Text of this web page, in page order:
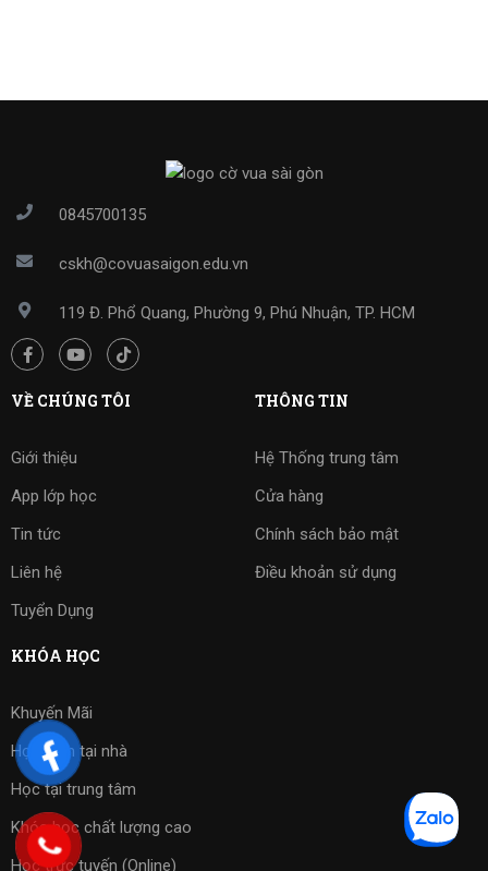
0845700135
cskh@covuasaigon.edu.vn
119 Đ. Phổ Quang, Phường 9, Phú Nhuận, TP. HCM
VỀ CHÚNG TÔI
Giới thiệu
App lớp học
Tin tức
Liên hệ
Tuyển Dụng
THÔNG TIN
Hệ Thống trung tâm
Cửa hàng
Chính sách bảo mật
Điều khoản sử dụng
KHÓA HỌC
Khuyến Mãi
Học kèm tại nhà
Học tại trung tâm
Khóa học chất lượng cao
Học trực tuyến (Online)